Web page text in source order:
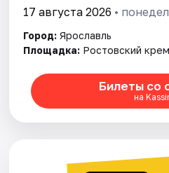
17 августа 2026 •
Город: Ярославль
Площадка: Ростовский
Билеты со
на